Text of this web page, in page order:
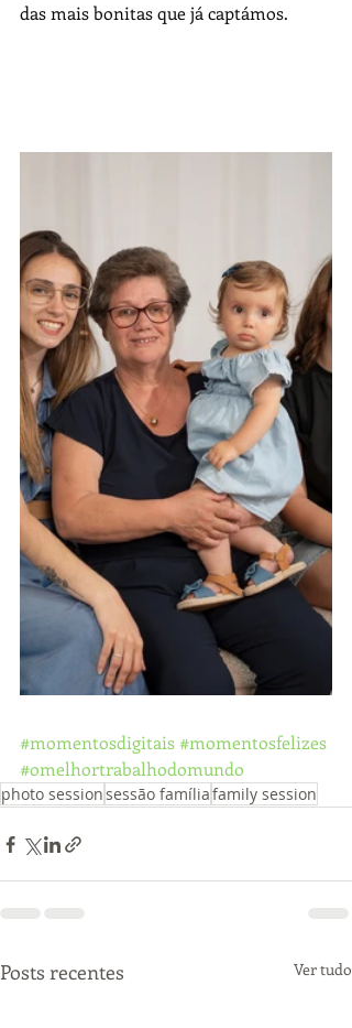
das mais bonitas que já captámos.
#momentosdigitais#momentosfelizes
#omelhortrabalhodomundo
photo sessionsessão famíliafamily session
Posts recentes Ver tudo